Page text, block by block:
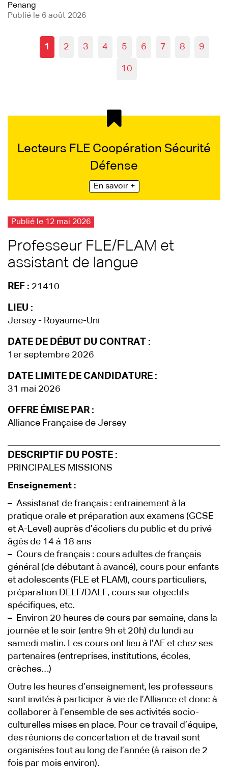
Penang
Publié le 6 août 2026
1 2 3 4 5 6 7 8 9
10
Lecteurs FLE Coopération Sécurité
Défense
En savoir +
Publié le 12 mai 2026
Professeur FLE/FLAM et
assistant de langue
REF : 21410
LIEU :
Jersey - Royaume-Uni
DATE DE DÉBUT DU CONTRAT :
1er septembre 2026
DATE LIMITE DE CANDIDATURE :
31 mai 2026
OFFRE ÉMISE PAR :
Alliance Française de Jersey
DESCRIPTIF DU POSTE :
PRINCIPALES MISSIONS
Enseignement :
– Assistanat de français : entrainement à la
pratique orale et préparation aux examens (GCSE
et A-Level) auprès d’écoliers du public et du privé
âgés de 14 à 18 ans
– Cours de français : cours adultes de français
général (de débutant à avancé), cours pour enfants
et adolescents (FLE et FLAM), cours particuliers,
préparation DELF/DALF, cours sur objectifs
spécifiques, etc.
– Environ 20 heures de cours par semaine, dans la
journée et le soir (entre 9h et 20h) du lundi au
samedi matin. Les cours ont lieu à l’AF et chez ses
partenaires (entreprises, institutions, écoles,
crèches…)
Outre les heures d’enseignement, les professeurs
sont invités à participer à vie de l’Alliance et donc à
collaborer à l’ensemble de ses activités socio-
culturelles mises en place. Pour ce travail d’équipe,
des réunions de concertation et de travail sont
organisées tout au long de l’année (à raison de 2
fois par mois environ).